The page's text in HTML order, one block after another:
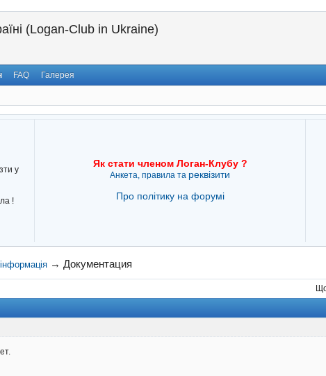
(Logan-Club in Ukraine)
FAQ Галерея
у
!
Як стати членом Логан-Клубу ?
Анкета, правила та реквізити
Про політику на форумі
→ Документация